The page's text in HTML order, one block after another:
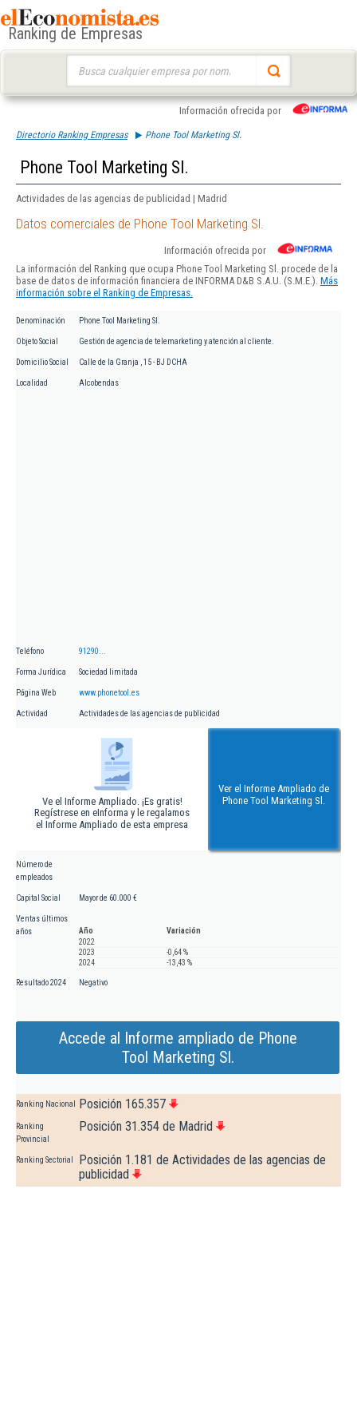
Ranking de Empresas
Información ofrecida por
Directorio Ranking Empresas Phone Tool Marketing Sl.
Phone Tool Marketing Sl.
Actividades de las agencias de publicidad | Madrid
Datos comerciales de Phone Tool Marketing Sl.
Información ofrecida por
La información del Ranking que ocupa Phone Tool Marketing Sl. procede de la
base de datos de información financiera de INFORMA D&B S.A.U. (S.M.E.). Más
información sobre el Ranking de Empresas.
Denominación Phone Tool Marketing Sl.
Objeto Social Gestión de agencia de telemarketing y atención al cliente.
Domicilio Social Calle de la Granja , 15 - BJ DCHA
Localidad Alcobendas
Teléfono 91290...
Forma Jurídica Sociedad limitada
Página Web www.phonetool.es
Actividad Actividades de las agencias de publicidad
Ve el Informe Ampliado. ¡Es gratis!
Regístrese en eInforma y le regalamos
el Informe Ampliado de esta empresa
Ver el Informe Ampliado de
Phone Tool Marketing Sl.
Número de
empleados
Capital Social Mayor de 60.000 €
Ventas últimos
años
Año
Variación
2022
2023
-0,64 %
2024
-13,43 %
Resultado 2024 Negativo
Accede al Informe ampliado de Phone
Tool Marketing Sl.
Ranking Nacional Posición 165.357
Ranking
Provincial
Posición 31.354 de Madrid
Ranking Sectorial
Posición 1.181 de Actividades de las agencias de
publicidad